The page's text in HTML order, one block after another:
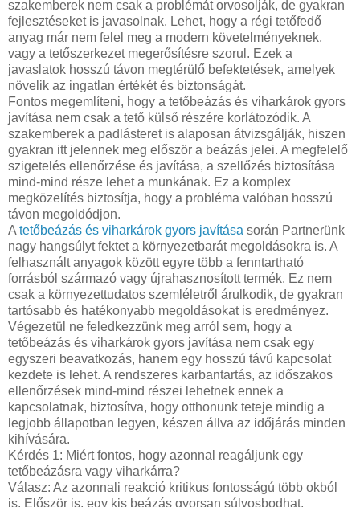
szakemberek nem csak a problémát orvosolják, de gyakran
fejlesztéseket is javasolnak. Lehet, hogy a régi tetőfedő
anyag már nem felel meg a modern követelményeknek,
vagy a tetőszerkezet megerősítésre szorul. Ezek a
javaslatok hosszú távon megtérülő befektetések, amelyek
növelik az ingatlan értékét és biztonságát.
Fontos megemlíteni, hogy a tetőbeázás és viharkárok gyors
javítása nem csak a tető külső részére korlátozódik. A
szakemberek a padlásteret is alaposan átvizsgálják, hiszen
gyakran itt jelennek meg először a beázás jelei. A megfelelő
szigetelés ellenőrzése és javítása, a szellőzés biztosítása
mind-mind része lehet a munkának. Ez a komplex
megközelítés biztosítja, hogy a probléma valóban hosszú
távon megoldódjon.
A tetőbeázás és viharkárok gyors javítása során Partnerünk
nagy hangsúlyt fektet a környezetbarát megoldásokra is. A
felhasznált anyagok között egyre több a fenntartható
forrásból származó vagy újrahasznosított termék. Ez nem
csak a környezettudatos szemléletről árulkodik, de gyakran
tartósabb és hatékonyabb megoldásokat is eredményez.
Végezetül ne feledkezzünk meg arról sem, hogy a
tetőbeázás és viharkárok gyors javítása nem csak egy
egyszeri beavatkozás, hanem egy hosszú távú kapcsolat
kezdete is lehet. A rendszeres karbantartás, az időszakos
ellenőrzések mind-mind részei lehetnek ennek a
kapcsolatnak, biztosítva, hogy otthonunk teteje mindig a
legjobb állapotban legyen, készen állva az időjárás minden
kihívására.
Kérdés 1: Miért fontos, hogy azonnal reagáljunk egy
tetőbeázásra vagy viharkárra?
Válasz: Az azonnali reakció kritikus fontosságú több okból
is. Először is, egy kis beázás gyorsan súlyosbodhat,